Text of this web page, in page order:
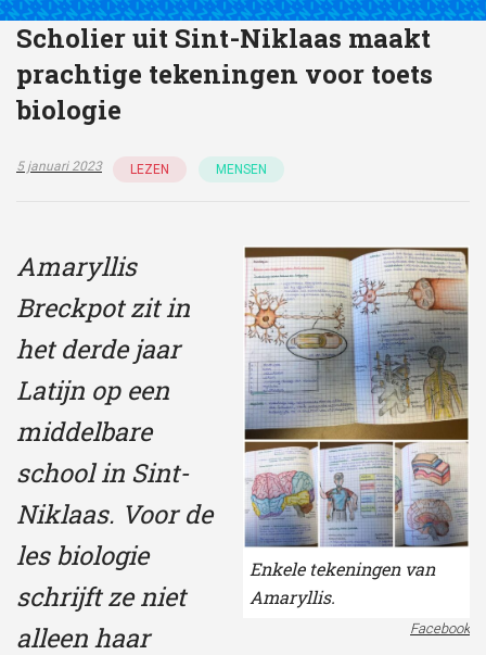
Scholier uit Sint-Niklaas maakt
prachtige tekeningen voor toets
biologie
5 januari 2023 LEZEN MENSEN
Enkele tekeningen van
Amaryllis.
Facebook
Amaryllis
Breckpot zit in
het derde jaar
Latijn op een
middelbare
school in Sint-
Niklaas. Voor de
les biologie
schrijft ze niet
alleen haar